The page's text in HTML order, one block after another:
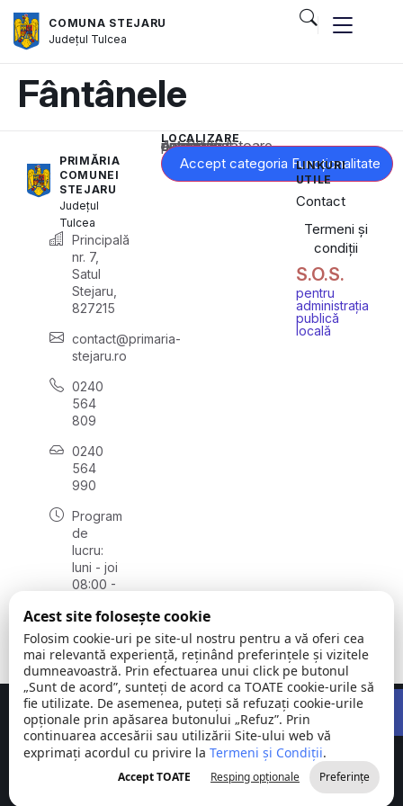
COMUNA STEJARU
Județul Tulcea
Fântânele
PRIMĂRIA
COMUNEI
STEJARU
Județul
Tulcea
Principală
nr. 7,
Satul
Stejaru,
827215
contact@primaria-
stejaru.ro
0240
564
809
0240
564
990
Program
de
lucru:
luni - joi
08:00 -
vineri
08:00 -
14:00
LOCALIZARE
Acest conținut este blocat până când acceptați categoria corespunzătoare de cookie-uri.
Accept categoria Funcționalitate
LINKURI
UTILE
Contact
Termeni și
condiții
S.O.S.
pentru
administrația
publică
locală
Comuna
Stejaru |
județul Tulcea
©
2026
Toate
drepturile
rezervate
Concept realizat deBig Media Relații Publice SRL
Acest site folosește cookie
Folosim cookie-uri pe site-ul nostru pentru a vă oferi cea
mai relevantă experiență, reținând preferințele și vizitele
dumneavoastră. Prin efectuarea unui click pe butonul
„Sunt de acord”, sunteți de acord ca TOATE cookie-urile să
fie utilizate. De asemenea, puteți să refuzați cookie-urile
opționale prin apăsarea butonului „Refuz”. Prin
continuarea accesării sau utilizării Site-ului web vă
exprimați acordul cu privire la Termeni și Condiții.
Accept TOATE Resping opționale Preferințe